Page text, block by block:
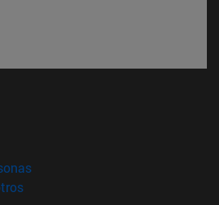
ventana)
(abre en nueva ventana)
(abre en nueva ventana)